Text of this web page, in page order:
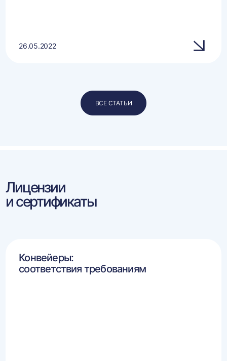
26.05.2022
ВСЕ СТАТЬИ
Лицензии
и сертификаты
Конвейеры:
соответствия требованиям